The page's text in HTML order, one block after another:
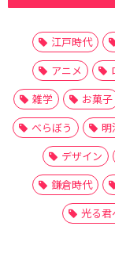
江戸時代
アニメ
雑学
お菓子
べらぼう
明
デザイン
鎌倉時代
光る君